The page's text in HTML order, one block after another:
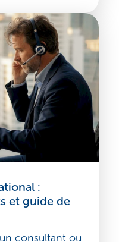
Lire l'article